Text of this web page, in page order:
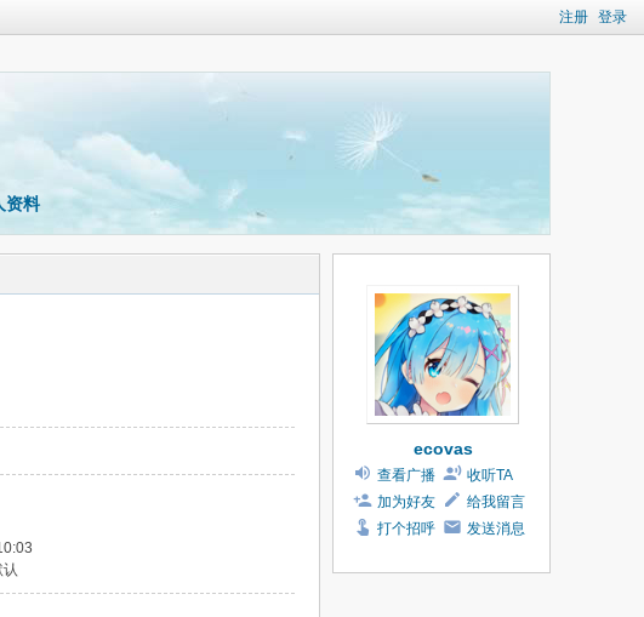
注册 登录
资料
认
ecovas
查看广播
收听TA
加为好友
给我留言
打个招呼
发送消息